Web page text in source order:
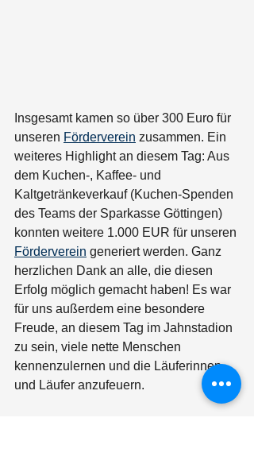
Insgesamt kamen so über 300 Euro für
unseren Förderverein zusammen. Ein
weiteres Highlight an diesem Tag: Aus
dem Kuchen-, Kaffee- und
Kaltgetränkeverkauf (Kuchen-Spenden
des Teams der Sparkasse Göttingen)
konnten weitere 1.000 EUR für unseren
Förderverein generiert werden. Ganz
herzlichen Dank an alle, die diesen
Erfolg möglich gemacht haben! Es war
für uns außerdem eine besondere
Freude, an diesem Tag im Jahnstadion
zu sein, viele nette Menschen
kennenzulernen und die Läuferinnen
und Läufer anzufeuern.